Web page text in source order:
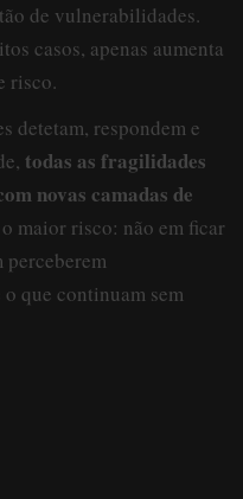
de vulnerabilidades.
casos, apenas aumenta
risco.
detetam, respondem e
todas as fragilidades
novas camadas de
maior risco: não em ficar
perceberem
que continuam sem